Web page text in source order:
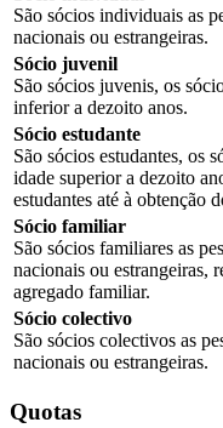
São sócios individuais as
nacionais ou estrangeiras.
Sócio juvenil
São sócios juvenis, os
inferior a dezoito anos.
Sócio estudante
São sócios estudantes, os
idade superior a dezoito
estudantes até à obtenção
Sócio familiar
São sócios familiares as
nacionais ou estrangeiras,
agregado familiar.
Sócio colectivo
São sócios colectivos as
nacionais ou estrangeiras.
Quotas